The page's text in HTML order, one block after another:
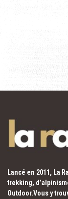
Lancé en 2011, La
trekking,
Outdoor.Vous y